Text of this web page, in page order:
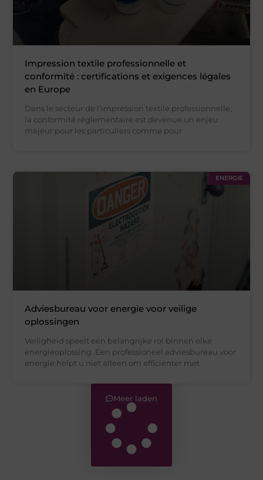
Impression textile professionnelle et
conformité : certifications et exigences légales
en Europe
Dans le secteur de l’impression textile professionnelle,
la conformité réglementaire est devenue un enjeu
majeur pour les particuliers comme pour
ENERGIE
Adviesbureau voor energie voor veilige
oplossingen
Veiligheid speelt een belangrijke rol binnen elke
energieoplossing. Een professioneel adviesbureau voor
energie helpt u niet alleen om efficiënter met
Meer laden